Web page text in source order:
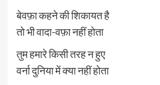
बेवफ़ा कहने की शिकायत है
तो भी वादा-वफ़ा नहीं होता
तुम हमारे किसी तरह न हुए
वर्ना दुनिया में क्या नहीं होता